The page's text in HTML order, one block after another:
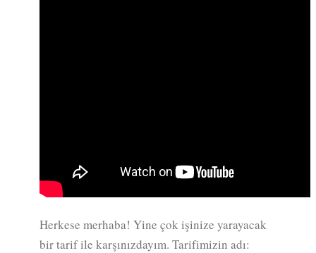
Herkese merhaba! Yine çok işinize yarayacak
bir tarif ile karşınızdayım. Tarifimizin adı: